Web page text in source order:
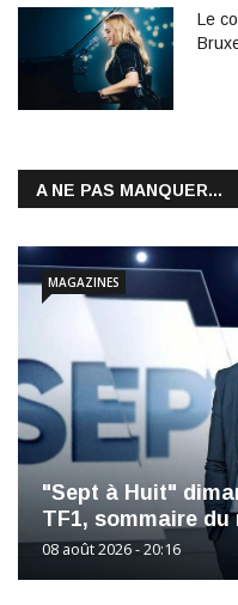
Le
A NE PAS MANQUER...
"Sept à Huit"
TF1, sommaire
08 août 2026 - 20:16
MAGAZINES